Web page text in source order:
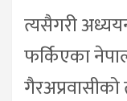
त्यसैगरी
फर्किएका